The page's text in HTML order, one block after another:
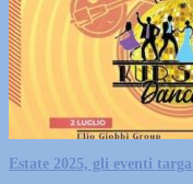
Estate 2025, gli eventi